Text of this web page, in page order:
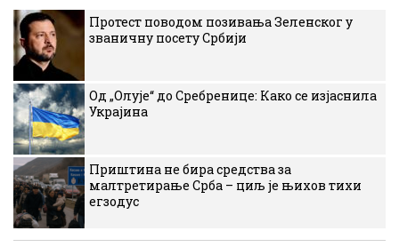
Протест поводом позивања Зеленског у
званичну посету Србији
Од „Олује“ до Сребренице: Како се изјаснила
Украјина
Приштина не бира средства за
малтретирање Срба – циљ је њихов тихи
егзодус